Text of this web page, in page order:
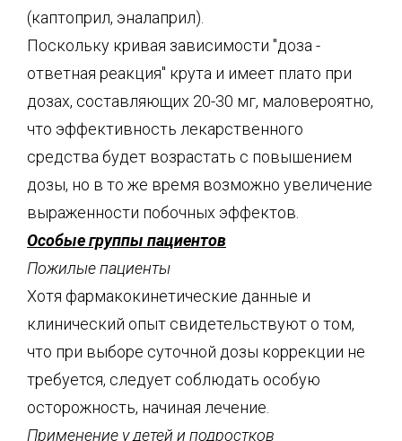
(каптоприл, эналаприл).
Поскольку кривая зависимости "доза -
ответная реакция" крута и имеет плато при
дозах, составляющих 20-30 мг, маловероятно,
что эффективность лекарственного
средства будет возрастать с повышением
дозы, но в то же время возможно увеличение
выраженности побочных эффектов.
Особые группы пациентов
Пожилые пациенты
Хотя фармакокинетические данные и
клинический опыт свидетельствуют о том,
что при выборе суточной дозы коррекции не
требуется, следует соблюдать особую
осторожность, начиная лечение.
Применение у детей и подростков